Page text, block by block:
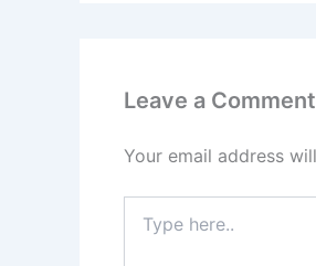
Leave a Comment
Your email address
here..